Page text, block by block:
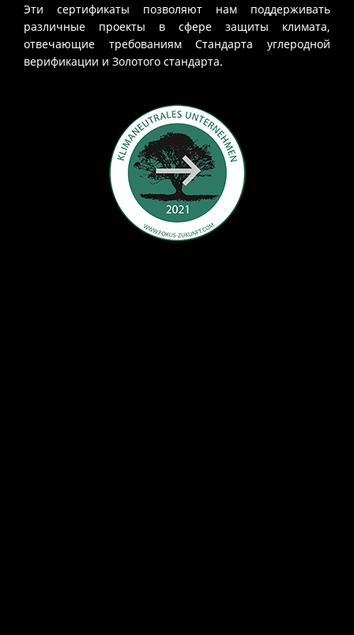
Эти сертификаты позволяют нам поддерживать
различные проекты в сфере защиты климата,
отвечающие требованиям Стандарта углеродной
верификации и Золотого стандарта.